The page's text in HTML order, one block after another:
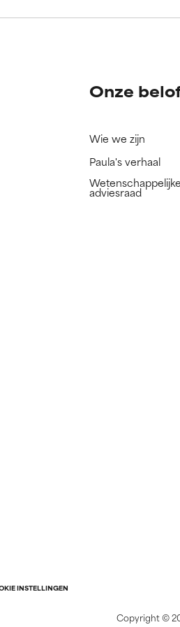
dit ingrediënt nog niet
dit ingrediënt nog niet
Onze
Wie we zijn
Paula's verhaal
Wetenschappelijke
adviesraad
INSTELLINGEN
Copyright ©